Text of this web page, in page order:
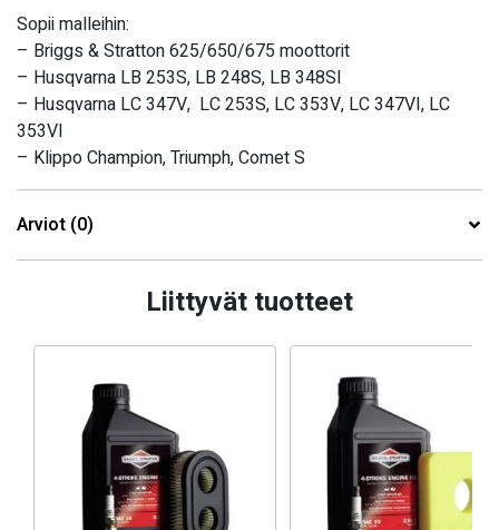
Sopii malleihin:
– Briggs & Stratton 625/650/675 moottorit
– Husqvarna LB 253S, LB 248S, LB 348SI
– Husqvarna LC 347V, LC 253S, LC 353V, LC 347VI, LC
353VI
– Klippo Champion, Triumph, Comet S
Arviot (0)
Liittyvät tuotteet